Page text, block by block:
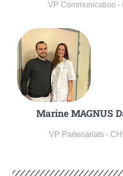
VP Communication -
Marine MAGNUS
VP Partenariats -